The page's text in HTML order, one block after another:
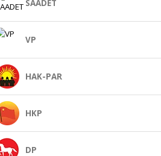
SAADET
VP
HAK-PAR
HKP
DP